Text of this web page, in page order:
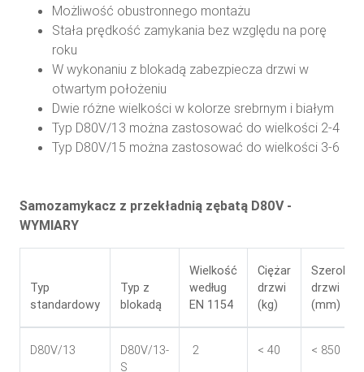
Możliwość obustronnego montażu
Stała prędkość zamykania bez względu na porę
roku
W wykonaniu z blokadą zabezpiecza drzwi w
otwartym położeniu
Dwie różne wielkości w kolorze srebrnym i białym
Typ D80V/13 można zastosować do wielkości 2-4
Typ D80V/15 można zastosować do wielkości 3-6
Samozamykacz z przekładnią zębatą D80V -
WYMIARY
Typ
standardowy
Typ z
blokadą
Wielkość
według
EN 1154
Ciężar
drzwi
(kg)
drzwi
(mm)
D80V/13
D80V/13-
S
2 < 40 < 850